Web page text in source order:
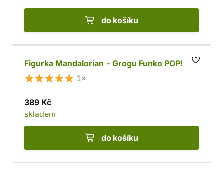
do košíku
Figurka Mandalorian - Grogu Funko POP!
1×
389 Kč
skladem
do košíku